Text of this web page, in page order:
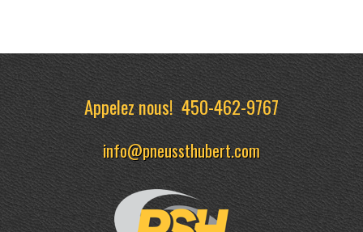
Appelez nous!450-462-9767
info@pneussthubert.com